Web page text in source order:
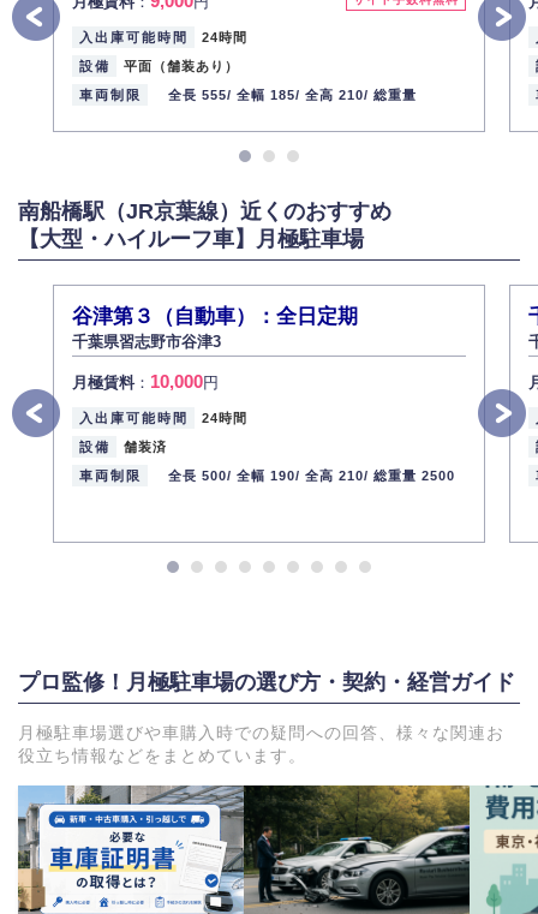
入出庫可能時間
24時間
設備
平面（舗装あり）
車両制限
全長 555/ 全幅 185/ 全高 210/ 総重量
南船橋駅（JR京葉線）近くのおすすめ
【大型・ハイルーフ車】月極駐車場
谷津第３（自動車）：全日定期
千葉県習志野市谷津3
月極賃料： 10,000円
入出庫可能時間
24時間
設備
舗装済
車両制限
全長 500/ 全幅 190/ 全高 210/ 総重量 2500
プロ監修！月極駐車場の選び方・契約・経営ガイド
月極駐車場選びや車購入時での疑問への回答、様々な関連お
役立ち情報などをまとめています。